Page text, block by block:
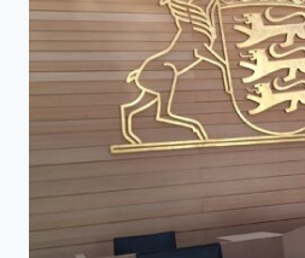
MIT
HANDICAP